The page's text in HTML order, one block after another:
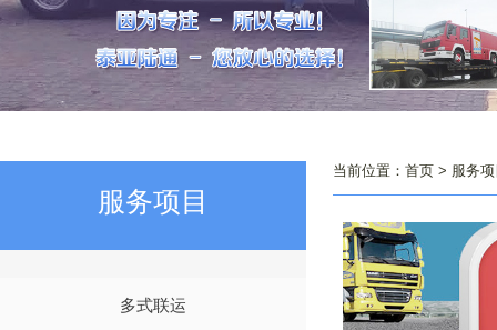
服务项目
多式联运
当前位置： 首页 > 服务